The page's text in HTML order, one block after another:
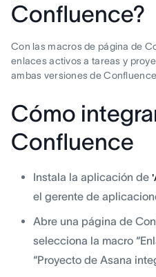
Confluence?
Con las macros de página de
enlaces activos a tareas y
ambas versiones de
Cómo
Confluence
Instala la aplicación de
el gerente de
Abre una página de
selecciona la macro
“Proyecto de Asana